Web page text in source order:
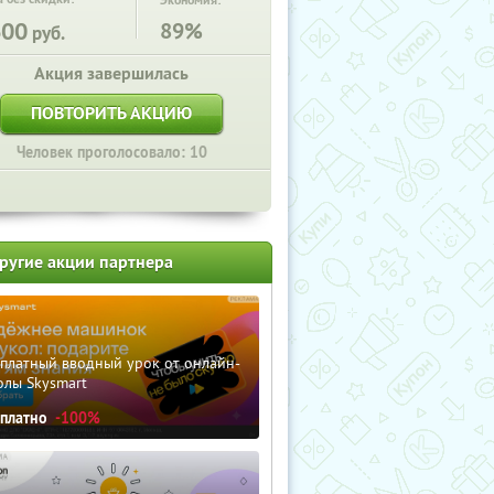
руб. 89%
Акция завершилась
ПОВТОРИТЬ АКЦИЮ
Человек проголосовало: 10
акции партнера
вводный урок от онлайн-
Skysmart
-100%